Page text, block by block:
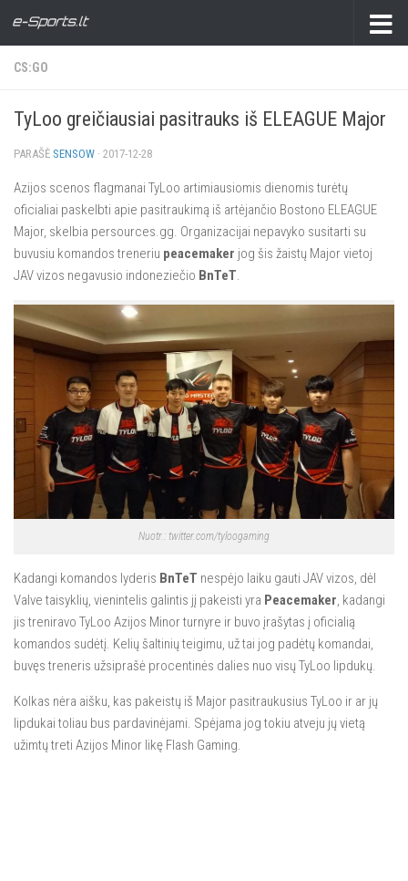
CS:GO
TyLoo greičiausiai pasitrauks iš ELEAGUE Major
PARAŠĖ SENSOW · 2017-12-28
Azijos scenos flagmanai TyLoo artimiausiomis dienomis turėtų
oficialiai paskelbti apie pasitraukimą iš artėjančio Bostono ELEAGUE
Major, skelbia persources.gg. Organizacijai nepavyko susitarti su
buvusiu komandos treneriu peacemaker jog šis žaistų Major vietoj
JAV vizos negavusio indoneziečio BnTeT.
Nuotr.: twitter.com/tyloogaming
Kadangi komandos lyderis BnTeT nespėjo laiku gauti JAV vizos, dėl
Valve taisyklių, vienintelis galintis jį pakeisti yra Peacemaker, kadangi
jis treniravo TyLoo Azijos Minor turnyre ir buvo įrašytas į oficialią
komandos sudėtį. Kelių šaltinių teigimu, už tai jog padėtų komandai,
buvęs treneris užsiprašė procentinės dalies nuo visų TyLoo lipdukų.
Kolkas nėra aišku, kas pakeistų iš Major pasitraukusius TyLoo ir ar jų
lipdukai toliau bus pardavinėjami. Spėjama jog tokiu atveju jų vietą
užimtų treti Azijos Minor likę Flash Gaming.